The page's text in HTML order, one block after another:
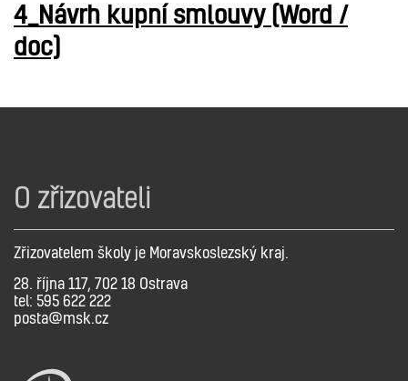
4_Návrh kupní smlouvy (Word /
doc)
O zřizovateli
Zřizovatelem školy je Moravskoslezský kraj.
28. října 117, 702 18 Ostrava
tel: 595 622 222
posta@msk.cz